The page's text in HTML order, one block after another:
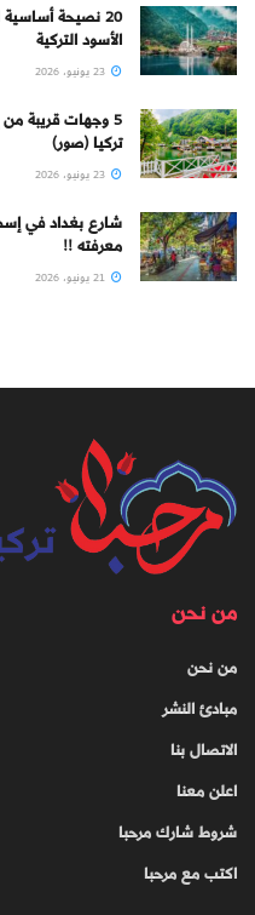
20 نصيحة
الأسود التركية
5 وجهات قريبة
تركيا (صور)
شارع بغداد في
معرفته !!
من نحن
من نحن
مبادئ النشر
الاتصال بنا
اعلن معنا
شروط شارك مرحبا
اكتب مع مرحبا